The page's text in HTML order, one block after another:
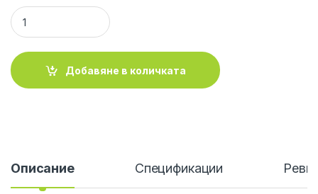
MANHATTAN 152716 :: MST видео сплитер, DisplayPort
Добавяне в количката
Описание Спецификации